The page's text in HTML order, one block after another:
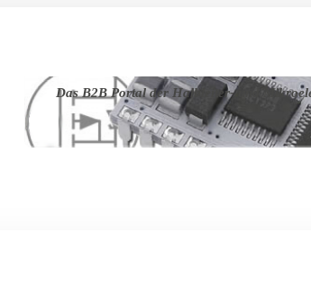
Das B2B Portal der Halbleiter- und